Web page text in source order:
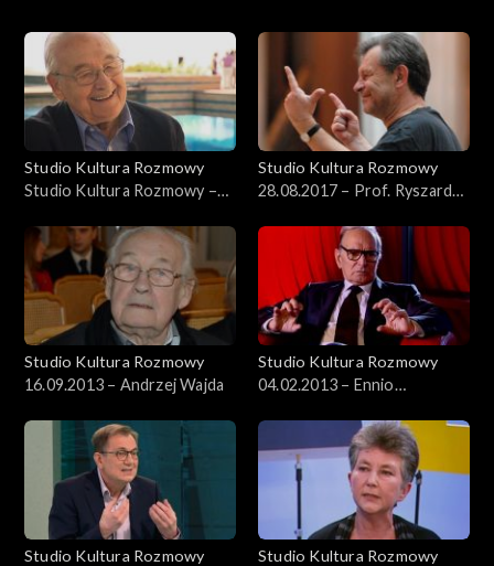
Studio Kultura Rozmowy
Studio Kultura Rozmowy –
Studio Kultura Rozmowy
28.08.2017 – Prof. Ryszard
Studio Kultura Rozmowy
16.09.2013 – Andrzej Wajda
Studio Kultura Rozmowy
04.02.2013 – Ennio
Studio Kultura Rozmowy
Studio Kultura Rozmowy